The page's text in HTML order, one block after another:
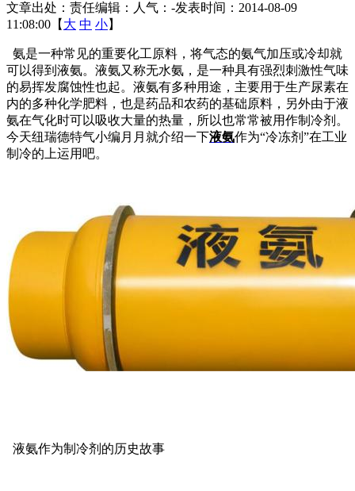
文章出处： 责任编辑： 人气： -发表时间：2014-08-09
11:08:00【 大 中 小】
氨是一种常见的重要化工原料，将气态的氨气加压或冷却就
可以得到液氨。液氨又称无水氨，是一种具有强烈刺激性气味
的易挥发腐蚀性也起。液氨有多种用途，主要用于生产尿素在
内的多种化学肥料，也是药品和农药的基础原料，另外由于液
氨在气化时可以吸收大量的热量，所以也常常被用作制冷剂。
今天纽瑞德特气小编月月就介绍一下液氨作为“冷冻剂”在工业
制冷的上运用吧。
液氨作为制冷剂的历史故事